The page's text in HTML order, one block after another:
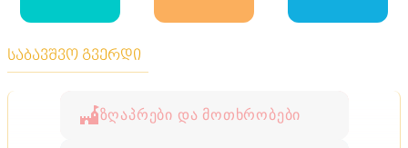
საბავშვო გვერდი
ზღაპრები და მოთხრობები